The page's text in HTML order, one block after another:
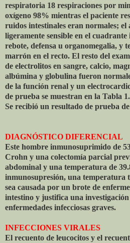
respiratoria 18 respiraciones por
oxígeno 98% mientras el paciente
ruidos intestinales eran normales; el
ligeramente sensible en el
rebote, defensa u organomegalia, y
marrón en el recto. El resto del
de electrolitos en sangre, calcio,
albúmina y globulina fueron
de la función renal y un
de prueba se muestran en la Tabla 1.
Se recibió un resultado de prueba
DIAGNÓSTICO DIFERENCIAL
Este hombre inmunosuprimido de
Crohn y una colectomía parcial
abdominal y una temperatura de
inmunosupresión, una temperatura
sea causada por un brote de
intestino y justifica una
enfermedades infecciosas graves.
INFECCIONES VIRALES
El recuento de leucocitos y el